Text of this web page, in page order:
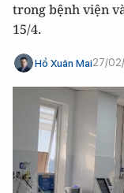
trong bệnh viện
15/4.
Hồ Xuân Mai27/